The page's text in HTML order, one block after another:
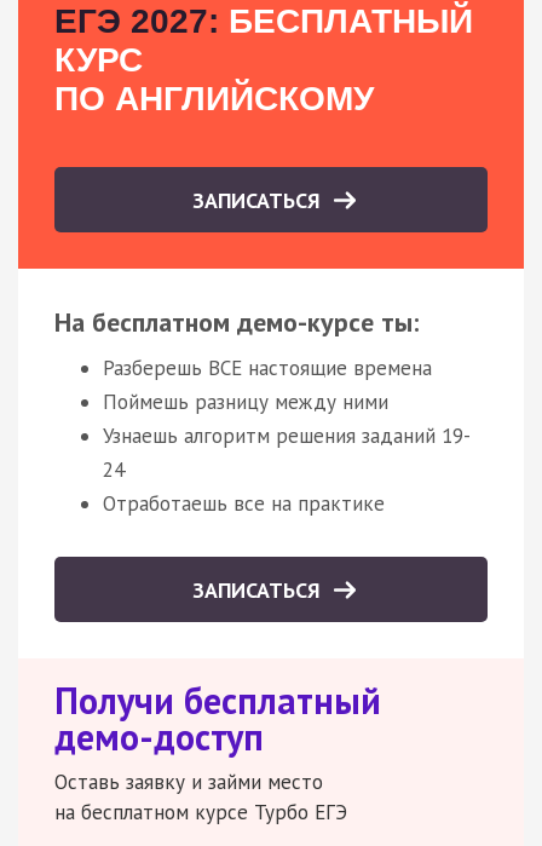
ЕГЭ 2027: БЕСПЛАТНЫЙ
КУРС
ПО АНГЛИЙСКОМУ
ЗАПИСАТЬСЯ
На бесплатном демо-курсе ты:
Разберешь ВСЕ настоящие времена
Поймешь разницу между ними
Узнаешь алгоритм решения заданий 19-
24
Отработаешь все на практике
ЗАПИСАТЬСЯ
Получи бесплатный
демо-доступ
Оставь заявку и займи место
на бесплатном курсе Турбо ЕГЭ